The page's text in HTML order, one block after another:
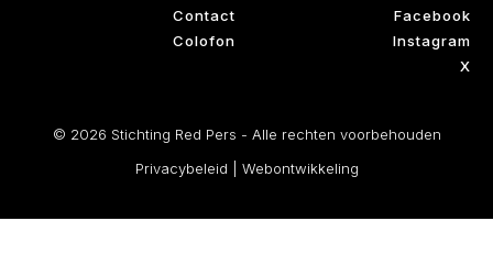
Contact
Colofon
Facebook
Instagram
X
© 2026 Stichting Red Pers - Alle rechten voorbehouden
Privacybeleid
Webontwikkeling